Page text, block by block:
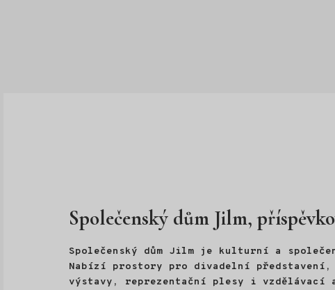
Společenský dům Jilm,
Společenský dům Jilm je kulturní a
Nabízí prostory pro divadelní představení,
výstavy, reprezentační plesy i vzdělávací